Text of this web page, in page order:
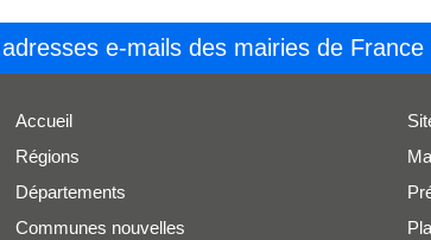
e-mails des mairies de France
Accueil
Régions
Départements
Communes nouvelles